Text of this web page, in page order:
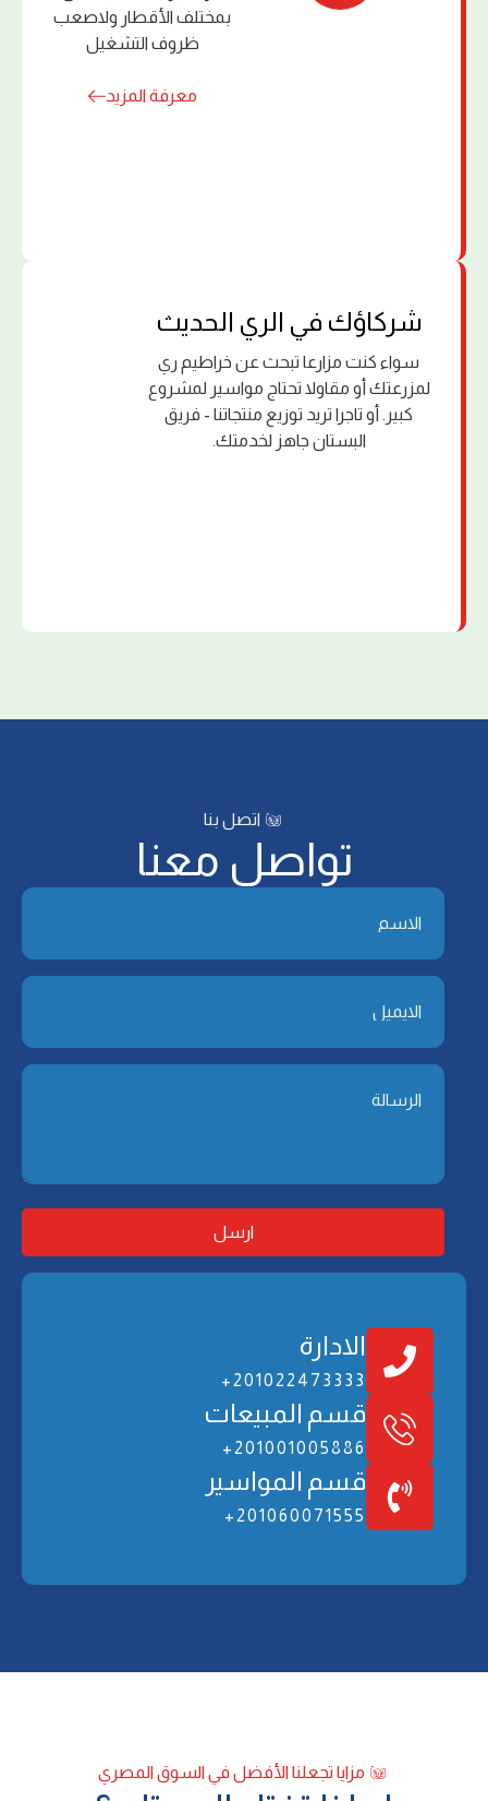
بمختلف الأقطار ولاصعب
ظروف التشغيل
معرفة المزيد
ﺷﺮﻛﺎؤك ﻓﻲ اﻟﺮي اﻟﺤﺪﻳﺚ
سواء كنت مزارعا تبحث عن خراطيم ري
لمزرعتك أو مقاولا تحتاج مواسير لمشروع
كبير. أو تاجرا تريد توزيع منتجاتنا - فريق
البستان جاهز لخدمتك.
اتصل بنا
تواصل معنا
الادارة
201022473333+
ﻗﺴﻢ اﻟﻤﺒﻴﻌﺎت
201001005886+
ﻗﺴﻢ اﻟﻤﻮاﺳﻴﺮ
201060071555+
ﻣﺰاﻳﺎ ﺗﺠﻌﻠﻨﺎ اﻷﻓﻀﻞ ﻓﻲ اﻟﺴﻮق اﻟﻤﺼﺮي